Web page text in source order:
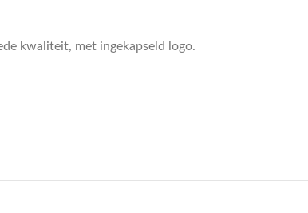
kwaliteit, met ingekapseld logo.